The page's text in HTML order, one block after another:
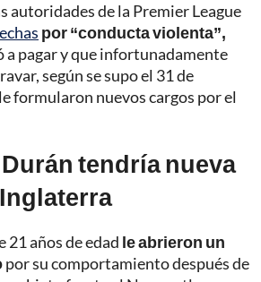
autoridades de la Premier League
por “conducta violenta”,
a pagar y que infortunadamente
según se supo el 31 de
formularon nuevos cargos por el
tendría nueva
21 años de edad le abrieron un
por su comportamiento después de